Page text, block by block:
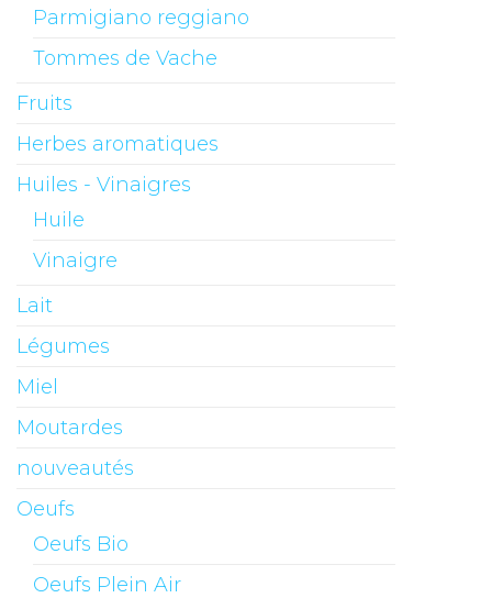
Parmigiano reggiano
Tommes de Vache
Fruits
Herbes aromatiques
Huiles - Vinaigres
Huile
Vinaigre
Lait
Légumes
Miel
Moutardes
nouveautés
Oeufs
Oeufs Bio
Oeufs Plein Air